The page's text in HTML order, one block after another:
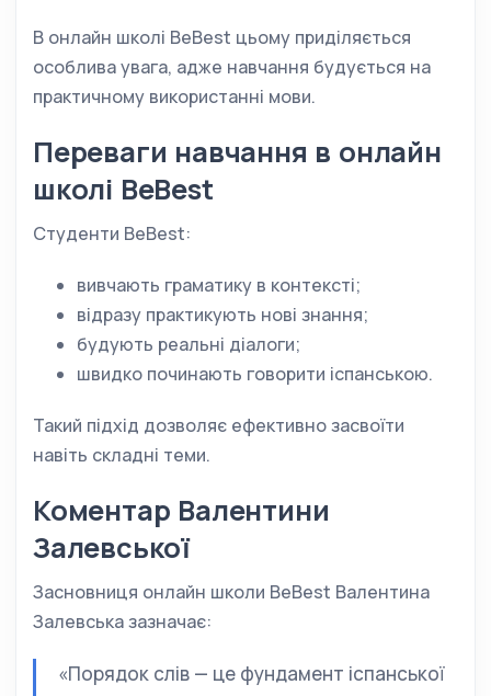
В онлайн школі BeBest цьому приділяється
особлива увага, адже навчання будується на
практичному використанні мови.
Переваги навчання в онлайн
школі BeBest
Студенти BeBest:
вивчають граматику в контексті;
відразу практикують нові знання;
будують реальні діалоги;
швидко починають говорити іспанською.
Такий підхід дозволяє ефективно засвоїти
навіть складні теми.
Коментар Валентини
Залевської
Засновниця онлайн школи BeBest Валентина
Залевська зазначає:
«Порядок слів — це фундамент іспанської